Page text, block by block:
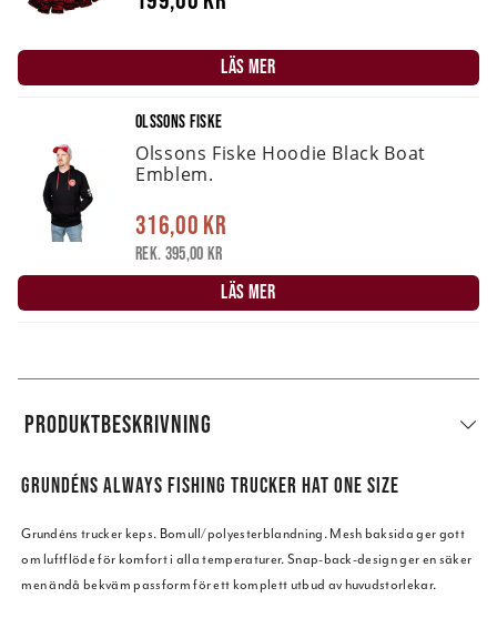
LÄS MER
OLSSONS FISKE
Olssons Fiske Hoodie Black Boat
Emblem.
316,00 kr
Rek. 395,00 kr
LÄS MER
PRODUKTBESKRIVNING
GRUNDÉNS ALWAYS FISHING TRUCKER HAT ONE SIZE
Grundéns trucker keps. Bomull/polyesterblandning. Mesh baksida ger gott
om luftflöde för komfort i alla temperaturer. Snap-back-design ger en säker
men ändå bekväm passform för ett komplett utbud av huvudstorlekar.